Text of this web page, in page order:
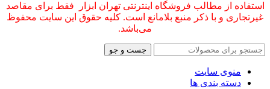
استفاده از مطالب فروشگاه اینترنتی تهران ابزار فقط برای مقاصد
غیرتجاری و با ذکر منبع بلامانع است. کلیه حقوق این سایت محفوظ
می‌باشد.
جست و جو
منوی سایت
دسته بندی ها